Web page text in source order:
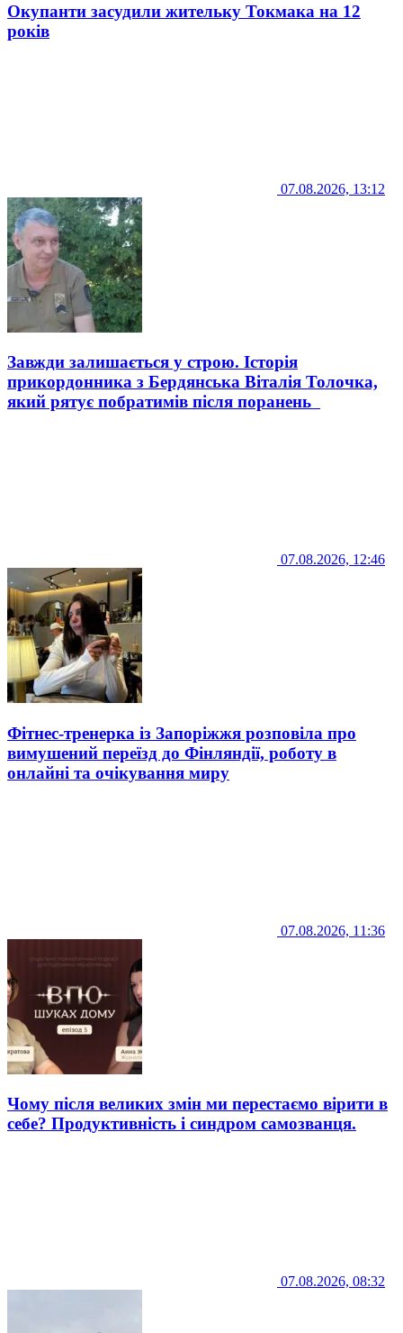
Окупанти засудили жительку Токмака на 12
років
07.08.2026, 13:12
Завжди залишається у строю. Історія
прикордонника з Бердянська Віталія Толочка,
який рятує побратимів після поранень
07.08.2026, 12:46
Фітнес-тренерка із Запоріжжя розповіла про
вимушений переїзд до Фінляндії, роботу в
онлайні та очікування миру
07.08.2026, 11:36
Чому після великих змін ми перестаємо вірити в
себе? Продуктивність і синдром самозванця.
07.08.2026, 08:32